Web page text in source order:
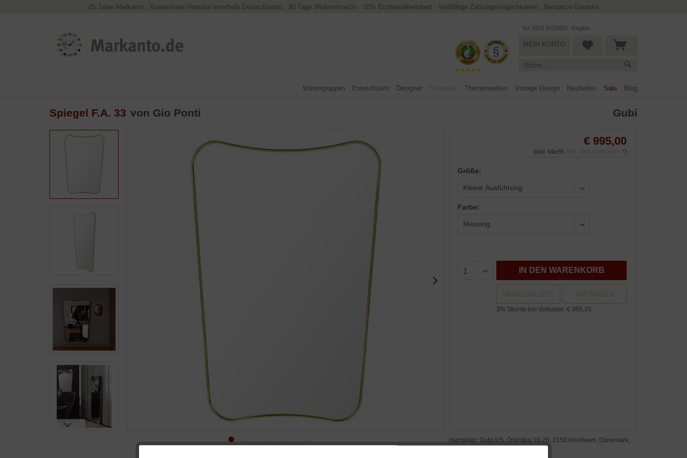
25 Jahre Markanto · Kostenloser Versand innerhalb Deutschlands · 30 Tage Widerrufsrecht · 10% Erstbestellerrabatt · Vielfältige Zahlungsmöglichkeiten · Bestprice-Garantie
Tel. 0221 9723920 English
MEIN KONTO
Warengruppen Entwurfsjahr Designer Hersteller Themenwelten Vintage Design Neuheiten Sale Blog
Spiegel F.A. 33 von Gio Ponti Gubi
€ 995,00
(inkl. MwSt. inkl. Versandkosten *)
Größe:
Farbe:
IN DEN WARENKORB
WUNSCHLISTE ANFRAGEN
3% Skonto bei Vorkasse: € 965,15
Hersteller: Gubi A/S, Orientkaj 18-20, 2150 Nordhavn, Dänemark,
www.gubi.com